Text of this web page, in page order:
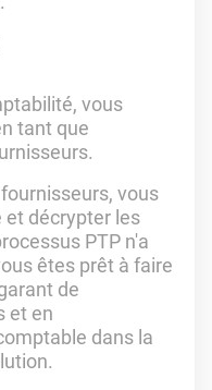
vous
tant que
vous
et décrypter les
PTP n'a
êtes prêt à faire
de
et en
dans la